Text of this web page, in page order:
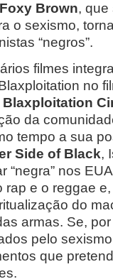
Foxy Brown, que
o sexismo,
“negros”.
filmes
no
da
tempo a sua
Side of Black,
“negra” nos
e o reggae
do
armas. Se,
pelo
que